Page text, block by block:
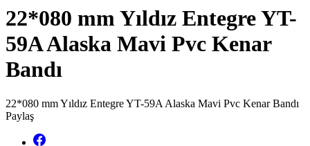
22*080 mm Yıldız Entegre YT-
59A Alaska Mavi Pvc Kenar
Bandı
22*080 mm Yıldız Entegre YT-59A Alaska Mavi Pvc Kenar Bandı
Paylaş